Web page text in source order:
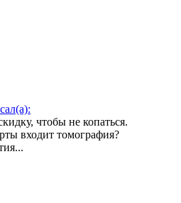
чтобы не копаться.
входит томография?